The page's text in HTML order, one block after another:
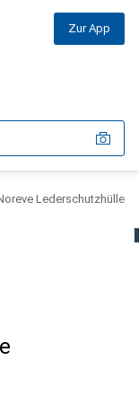
Zur App
Lederschutzhülle